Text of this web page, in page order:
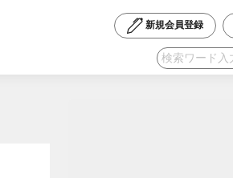
新規会員登録